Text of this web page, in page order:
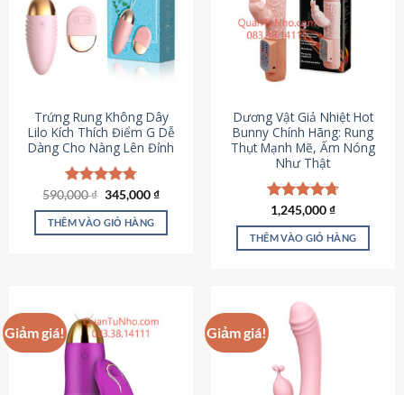
Trứng Rung Không Dây
Lilo Kích Thích Điểm G Dễ
Dàng Cho Nàng Lên Đỉnh
Được xếp
hạng4.79
5 sao
590,000₫ Giá
là:
590,000 ₫.
345,000₫Giá
tại
345,000 ₫.
THÊM VÀO GIỎ HÀNG
Dương Vật Giả Nhiệt Hot
Bunny Chính Hãng: Rung
Thụt Mạnh Mẽ, Ấm Nóng
Như Thật
Được xếp
hạng4.73
5 sao
1,245,000₫
THÊM VÀO GIỎ HÀNG
Giảm giá! Giảm giá!